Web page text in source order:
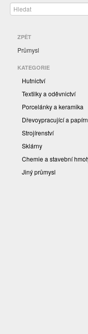
ZPĚT
Průmysl
KATEGORIE
Hutnictví
Textilky a oděvnictví
Porcelánky a keramika
Dřevoypracující a
Strojírenství
Sklárny
Chemie a stavební
Jiný průmysl